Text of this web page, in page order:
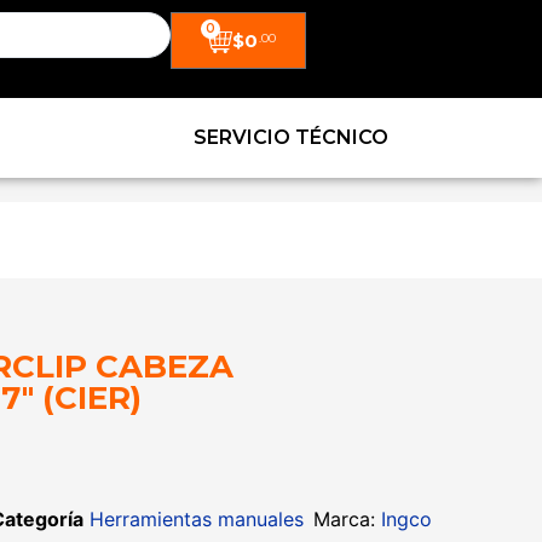
$0.00
0
SERVICIO TÉCNICO
CABEZA
(CIER)
Herramientas manuales Marca: Ingco